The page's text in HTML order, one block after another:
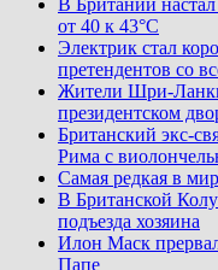
от 40 к 43°C
Электрик стал
претендентов со
Жители Шри-
президентском
Британский экс-
Рима с
Самая редкая в
В Британской
подъезда хозяина
Илон Маск
Папе